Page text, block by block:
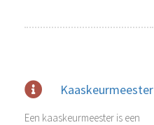
Kaaskeurmeester
Een kaaskeurmeester is een